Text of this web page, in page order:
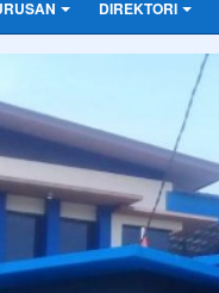
DIREKTORI